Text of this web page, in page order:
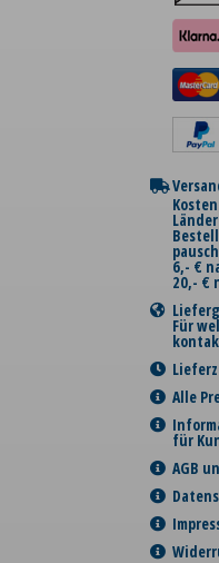
6,- €
20,- €
Für
Alle
für
AGB